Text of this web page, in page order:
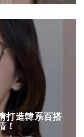
打造韓系百搭
！